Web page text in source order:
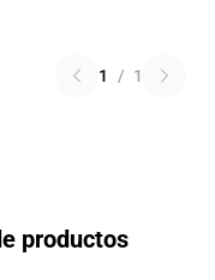
1 / 1
productos